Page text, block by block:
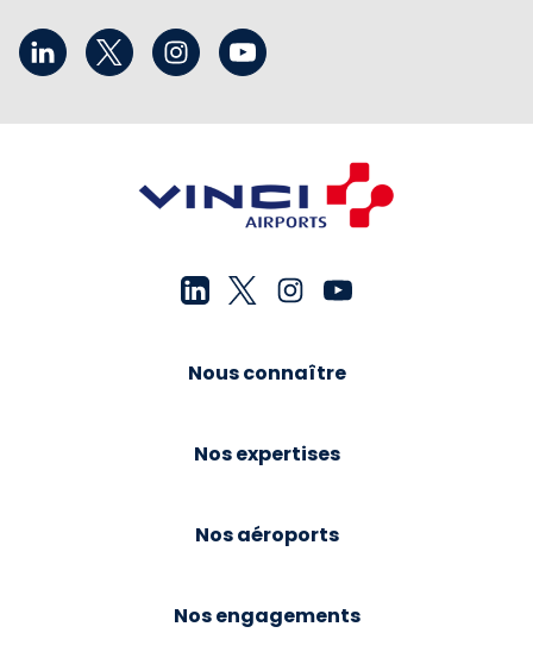
Nous connaître
Nos expertises
Nos aéroports
Nos engagements